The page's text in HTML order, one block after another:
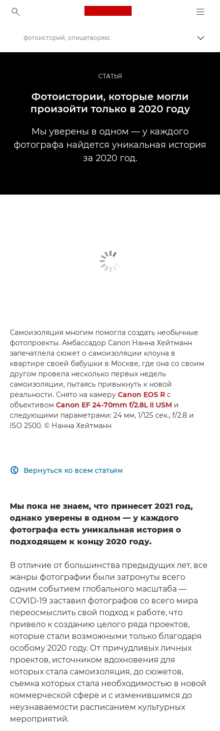
Canon Logo, back to
Профессиональная фото- и видеосъемка
Истории
фотоисторий, олицетворяющих 2020 год
СТАТЬЯ
Фотоистории, которые могли
произойти только в 2020 году
Мы уверены в одном — у каждого
фотографа найдется уникальная история
за 2020 год.
Самоизоляция многим помогла создать необычные
фотопроекты. Амбассадор Canon Нанна Хейтманн
запечатлела сюжет о самоизоляции клоуна в
квартире своей бабушки в Москве, где она со своим
другом провела несколько первых недель
самоизоляции, пытаясь привыкнуть к новой
реальности. Снято на камеру Canon EOS R с
объективом Canon EF 24-70mm f/2.8L II USM и
следующими параметрами: 24 мм, 1/125 сек., f/2.8 и
ISO 2500. © Нанна Хейтманн
Вернуться ко всем статьям

Мы пока не знаем, что принесет 2021 год,
однако уверены в одном — у каждого
фотографа есть уникальная история о
подходящем к концу 2020 году.
В отличие от большинства предыдущих лет, все
жанры фотографии были затронуты всего
одним событием глобального масштаба —
COVID-19 заставил фотографов со всего мира
переосмыслить свой подход к работе, что
привело к созданию целого ряда проектов,
которые стали возможными только благодаря
особому 2020 году. От причудливых личных
проектов, источником вдохновения для
которых стала самоизоляция, до сюжетов,
съемка которых стала необходимостью в новой
коммерческой сфере и с изменившимся до
неузнаваемости расписанием культурных
мероприятий.